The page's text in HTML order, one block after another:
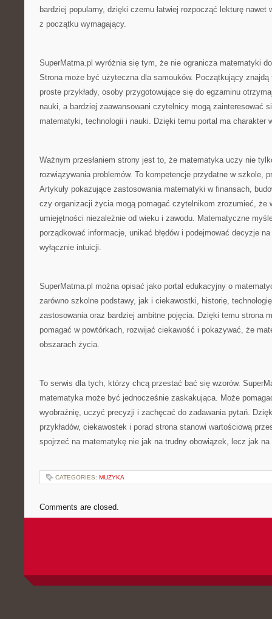
bardziej popularny, dzięki czemu łatwiej rozpocząć lekturę nawet
z początku wymagający.
SuperMatma.pl wyróżnia się tym, że nie ogranicza matematyki
Strona może być użyteczna dla samouków. Początkujący znajdą
proste przykłady, osoby przygotowujące się do egzaminu
nauki, a bardziej zaawansowani czytelnicy mogą zainteresować
matematyki, technologii i nauki. Dzięki temu portal ma charakter
Ważnym przesłaniem strony jest to, że matematyka uczy nie
rozwiązywania problemów. To kompetencje przydatne w szkole,
Artykuły pokazujące zastosowania matematyki w finansach,
czy organizacji życia mogą pomagać czytelnikom zrozumieć, że
umiejętności niezależnie od wieku i zawodu. Matematyczne
porządkować informacje, unikać błędów i podejmować decyzje
wyłącznie intuicji.
SuperMatma.pl można opisać jako portal edukacyjny o
zarówno szkolne podstawy, jak i ciekawostki, historię,
zastosowania oraz bardziej ambitne pojęcia. Dzięki temu strona
pomagać w powtórkach, rozwijać ciekawość i pokazywać, że
obszarach życia.
To serwis dla tych, którzy chcą przestać bać się wzorów.
matematyka może być jednocześnie zaskakująca. Może
wyobraźnię, uczyć precyzji i zachęcać do zadawania pytań.
przykładów, ciekawostek i porad strona stanowi wartościową
spojrzeć na matematykę nie jak na trudny obowiązek, lecz jak
CATEGORIES: MUZYKA
Comments are closed.